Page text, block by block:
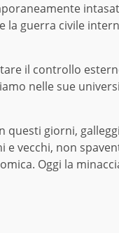
guerra civile
il controllo
nelle sue
questi giorni,
vecchi, non
Oggi la